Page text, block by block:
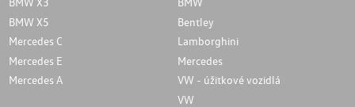
BMW X5
Mercedes C
Mercedes E
Mercedes A
Bentley
Lamborghini
Mercedes
VW - úžitkové vozidlá
VW